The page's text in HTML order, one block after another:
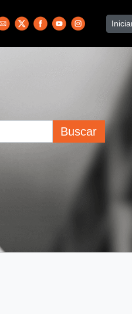
Buscar